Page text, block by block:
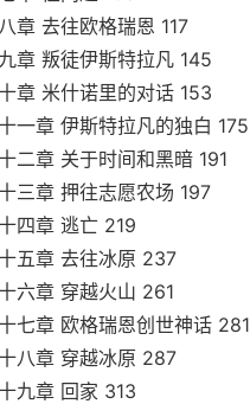
章 去往欧格瑞恩 117
章 叛徒伊斯特拉凡 145
章 米什诺里的对话 153
一章 伊斯特拉凡的独白 175
二章 关于时间和黑暗 191
三章 押往志愿农场 197
四章 逃亡 219
五章 去往冰原 237
六章 穿越火山 261
七章 欧格瑞恩创世神话 281
八章 穿越冰原 287
九章 回家 313